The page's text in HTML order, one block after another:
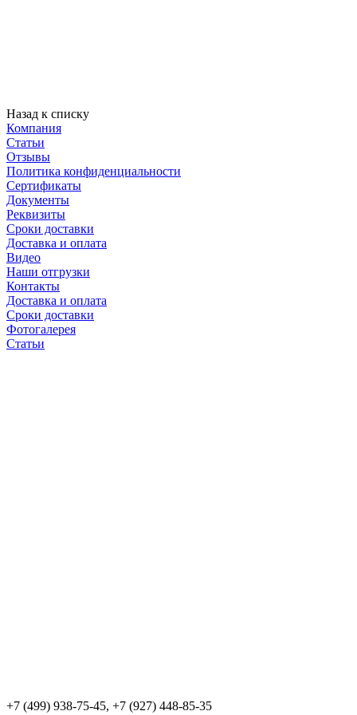
Назад к списку
Компания
Статьи
Отзывы
Политика конфиденциальности
Сертификаты
Документы
Реквизиты
Сроки доставки
Доставка и оплата
Видео
Наши отгрузки
Контакты
Доставка и оплата
Сроки доставки
Фотогалерея
Статьи
+7 (499) 938-75-45, +7 (927) 448-85-35